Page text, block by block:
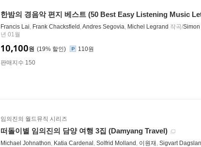
한밤의 경음악 편지 베스트 (50 Best Easy Listening Music
Francis Lai, Frank Chacksfield ,Andres Segovia, Michel Legrand 작곡/
년 01월
19%
10,100원
110원
판매지수 150
임의진의 월드뮤직 시리즈
떠돌이별 임의진의 담양 여행 3집 (Damyang Travel)
Michael Johnathon, Katia Cardenal , Solfrid Molland , 이원재 , Sigvart